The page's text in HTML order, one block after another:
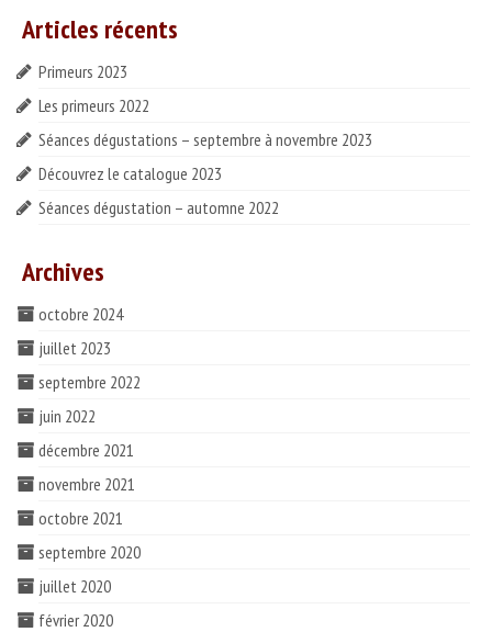
Idées recettes
CONTACT
Notre offre
Catalogue des vins HT
Articles récents
Primeurs 2023
Les primeurs 2022
Séances dégustations – septembre à novembre 2023
Découvrez le catalogue 2023
Séances dégustation – automne 2022
Archives
octobre 2024
juillet 2023
septembre 2022
juin 2022
décembre 2021
novembre 2021
octobre 2021
septembre 2020
juillet 2020
février 2020